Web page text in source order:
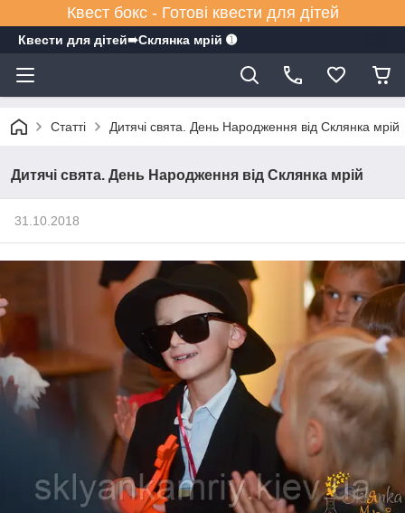
Квест бокс - Готові квести для дітей
Квести для дітей➠Склянка мрiй ➊
Статті Дитячі свята. День Народження від Склянка мрій
Дитячі свята. День Народження від Склянка мрій
31.10.2018